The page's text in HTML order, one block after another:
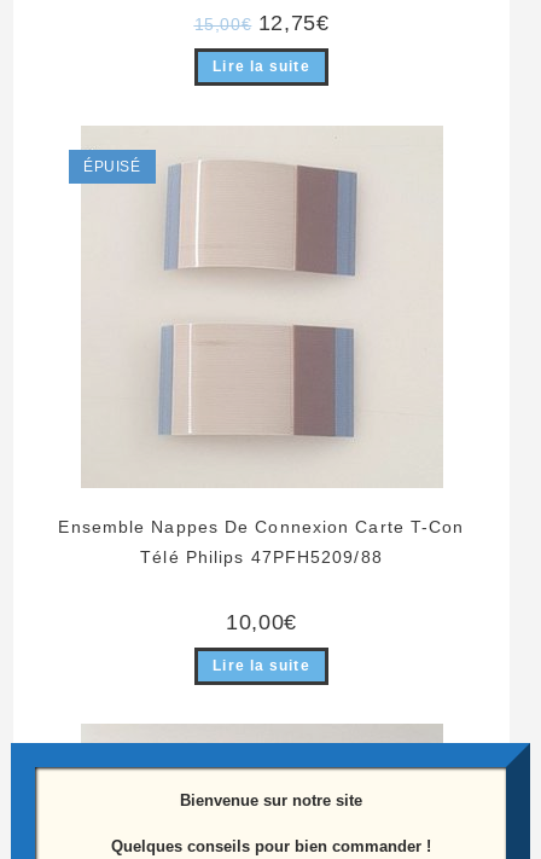
15,00€ Le
prix
initial
était :
15,00€.
12,75€Le
actuel
12,75€.
Lire la suite
ÉPUISÉ
Ensemble Nappes De Connexion Carte T-Con
Télé Philips 47PFH5209/88
10,00€
Lire la suite
ÉPUISÉ
Bienvenue sur notre site
Quelques conseils pour bien commander !